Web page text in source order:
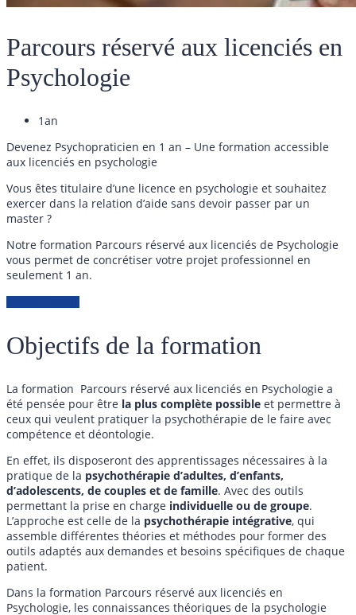
Parcours réservé aux licenciés en
Psychologie
1an
Devenez Psychopraticien en 1 an – Une formation accessible
aux licenciés en psychologie
Vous êtes titulaire d’une licence en psychologie et souhaitez
exercer dans la relation d’aide sans devoir passer par un
master ?
Notre formation Parcours réservé aux licenciés de Psychologie
vous permet de concrétiser votre projet professionnel en
seulement 1 an.
Objectifs de la formation
La formation Parcours réservé aux licenciés en Psychologie a
été pensée pour être la plus complète possible et permettre à
ceux qui veulent pratiquer la psychothérapie de le faire avec
compétence et déontologie.
En effet, ils disposeront des apprentissages nécessaires à la
pratique de la psychothérapie d’adultes, d’enfants,
d’adolescents, de couples et de famille. Avec des outils
permettant la prise en charge individuelle ou de groupe.
L’approche est celle de la psychothérapie intégrative, qui
assemble différentes théories et méthodes pour former des
outils adaptés aux demandes et besoins spécifiques de chaque
patient.
Dans la formation Parcours réservé aux licenciés en
Psychologie, les connaissances théoriques de la psychologie